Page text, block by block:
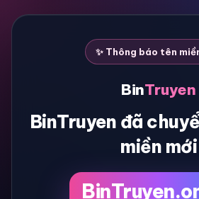
✨ Thông báo tên
BinTruyen
BinTruyen đã
miền mới